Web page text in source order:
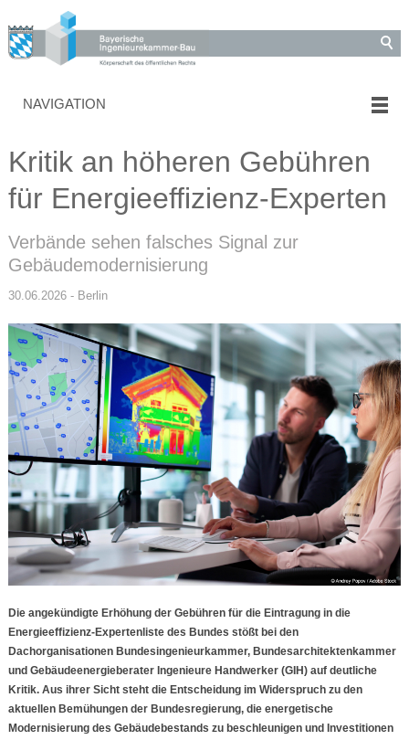
NAVIGATION
Kritik an höheren Gebühren
für Energieeffizienz-Experten
Verbände sehen falsches Signal zur
Gebäudemodernisierung
30.06.2026 - Berlin
Die angekündigte Erhöhung der Gebühren für die Eintragung in die
Energieeffizienz-Expertenliste des Bundes stößt bei den
Dachorganisationen Bundesingenieurkammer, Bundesarchitektenkammer
und Gebäudeenergieberater Ingenieure Handwerker (GIH) auf deutliche
Kritik. Aus ihrer Sicht steht die Entscheidung im Widerspruch zu den
aktuellen Bemühungen der Bundesregierung, die energetische
Modernisierung des Gebäudebestands zu beschleunigen und Investitionen